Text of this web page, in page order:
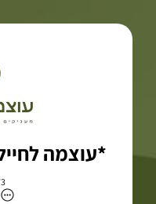
*עוצמה